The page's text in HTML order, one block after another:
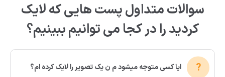
سوالات متداول پست هایی که لایک
کردید را در کجا می توانیم ببینیم؟
ایا کسی متوجه میشود م ن یک تصویر را لایک کرده ام؟